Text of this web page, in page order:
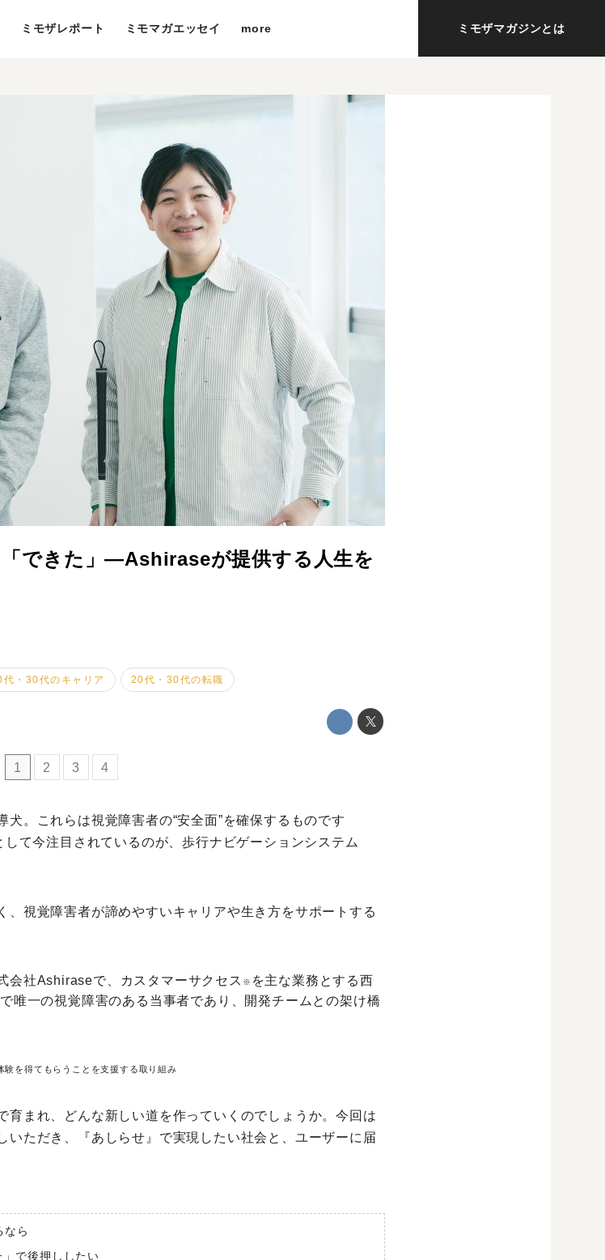
モザなひと
モマガエッセイ
営会社
ミモザレポート ミモマガエッセイ more ミモザマガジンとは
できた」―Ashiraseが提供する人生を
代・30代のキャリア 20代・30代の転職
1 2 3 4
。これらは視覚障害者の“安全面”を確保するものです
て今注目されているのが、歩行ナビゲーションシステム
、視覚障害者が諦めやすいキャリアや生き方をサポートする
会社Ashiraseで、カスタマーサクセス ※ を主な業務とする西
唯一の視覚障害のある当事者であり、開発チームとの架け橋
を得てもらうことを支援する取り組み
育まれ、どんな新しい道を作っていくのでしょうか。今回は
いただき、『あしらせ』で実現したい社会と、ユーザーに届
なら
」で後押ししたい